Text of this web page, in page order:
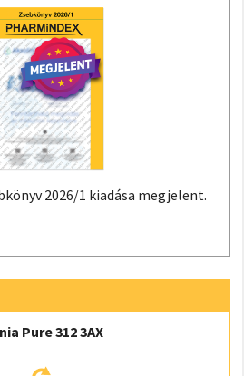
2026/1 kiadása megjelent.
Pure 312 3AX